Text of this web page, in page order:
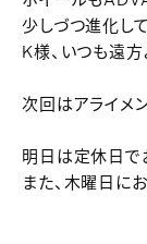
少しづつ進化し
K様、いつも遠
次回はアライメ
明日は定休日で
また、木曜日に